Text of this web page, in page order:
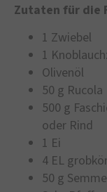
Zutaten für die
1 Zwiebel
1
Olivenöl
50 g Rucola
500 g
oder Rind
1 Ei
4 EL
50 g